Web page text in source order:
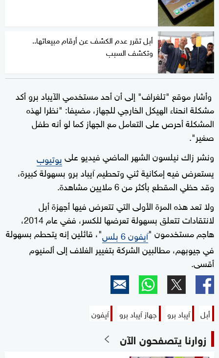
أبل تقرر عدم الكشف عن أرقام مبيعاتها..
وتكشف السبب
وأشار موقع "تلغراف" إلى أن أحد مستخدمي الآيباد برو أكد
مشكلة انحناء الهيكل الخارجي للجهاز، مضيفا: "نظرا لهذه
المشكلة أحرص على التعامل مع الجهاز كما لو أنه طفل
صغير".
ونشر زاك نيلسون الشهر الماضي فيديو علىيوتيوب
يستعرض فيه إمكانية ثني وتحطيم آيباد برو بسهولة كبيرة،
وقد حظي المقطع بأكثر من 6 ملايين مشاهدة.
ولا تعد هذه المرة الأولى التي تتعرض فيها أجهزة أبل
لانتقادات تتعلق بسهولة تعرضها للكسر، ففي عام 2014،
هاجم مستخدمون "آيفون 6 بلس
"، قائلين إنه يتحطم بسهولة
في جيوبهم، مطالبين الشركة بتغيير الغلاف إلى ألمنيوم
أقسى.
أبل آيباد برو جهاز آيباد برو آيفون
زوارنا يتصفحون الآن